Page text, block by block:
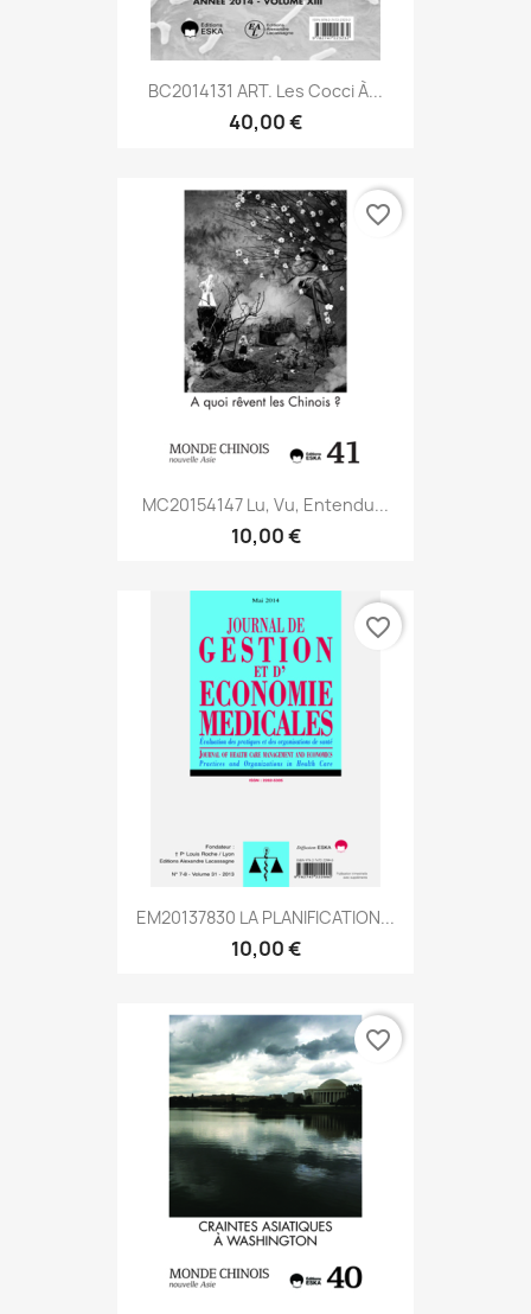
BC2014131 ART. Les Cocci À...
40,00 €
MC20154147 Lu, Vu, Entendu...
10,00 €
favorite_border
EM20137830 LA PLANIFICATION...
10,00 €
favorite_border
favorite_border